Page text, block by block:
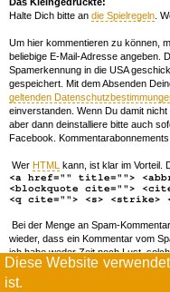
Diese Website verwendet
ist.
Halte Dich bitte an die Spielregeln .
Um hier kommentieren zu können,
beliebige E-Mail-Adresse angeben.
Spamerkennung in die USA
gespeichert. Mit dem Absenden
geltenden
einverstanden. Wenn Du damit
aber dann deinstalliere bitte auch
Facebook.
Wer HTML kann, ist klar im Vorteil.
<a href="" title="">
<blockquote cite="">
<q cite=""> <s> <strike>
Bei der Menge an Spam-
wieder, dass ein Kommentar vom
ich habe weder Zeit noch Lust,
forschen. Wenn das öfters passiert,